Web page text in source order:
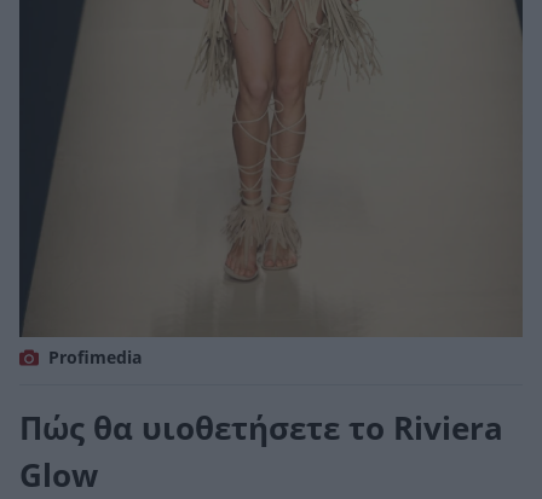
Profimedia
Πώς θα υιοθετήσετε το Riviera
Glow